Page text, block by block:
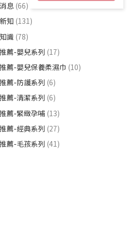
息 (66)
知 (131)
識 (78)
薦-嬰兒系列 (17)
薦-嬰兒保養柔濕巾 (10)
薦-防護系列 (6)
薦-清潔系列 (6)
薦-緊緻孕哺 (13)
薦-經典系列 (27)
薦-毛孩系列 (41)